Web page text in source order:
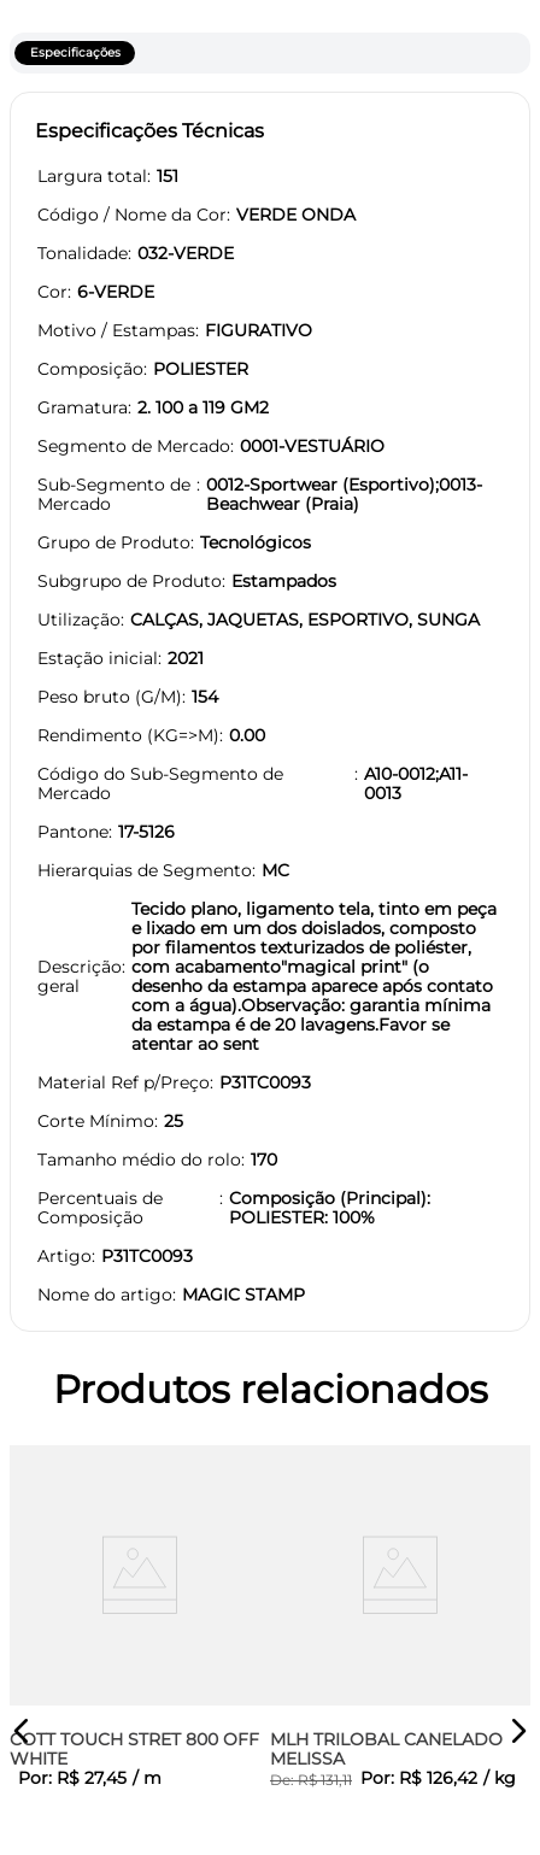
Especificações
Especificações Técnicas
Largura total 151
Código / Nome da Cor VERDE ONDA
Tonalidade 032-VERDE
Cor 6-VERDE
Motivo / Estampas FIGURATIVO
Composição POLIESTER
Gramatura 2. 100 a 119 GM2
Segmento de Mercado 0001-VESTUÁRIO
Sub-Segmento de
Mercado
0012-Sportwear (Esportivo);0013-
Beachwear (Praia)
Grupo de Produto Tecnológicos
Subgrupo de Produto Estampados
Utilização CALÇAS, JAQUETAS, ESPORTIVO, SUNGA
Estação inicial 2021
Peso bruto (G/M) 154
Rendimento (KG=>M) 0.00
Código do Sub-Segmento de
Mercado
A10-0012;A11-
0013
Pantone 17-5126
Hierarquias de Segmento MC
Descrição
geral
Tecido plano, ligamento tela, tinto em peça
e lixado em um dos doislados, composto
por filamentos texturizados de poliéster,
com acabamento"magical print" (o
desenho da estampa aparece após contato
com a água).Observação: garantia mínima
da estampa é de 20 lavagens.Favor se
atentar ao sent
Material Ref p/Preço P31TC0093
Corte Mínimo 25
Tamanho médio do rolo 170
Percentuais de
Composição
Composição (Principal):
POLIESTER: 100%
Artigo P31TC0093
Nome do artigo MAGIC STAMP
Produtos relacionados
COTT TOUCH STRET 800 OFF
WHITE
Por: R$ 27,45 / m
MLH TRILOBAL CANELADO
MELISSA
De:R$ 131,11 Por: R$ 126,42 / kg